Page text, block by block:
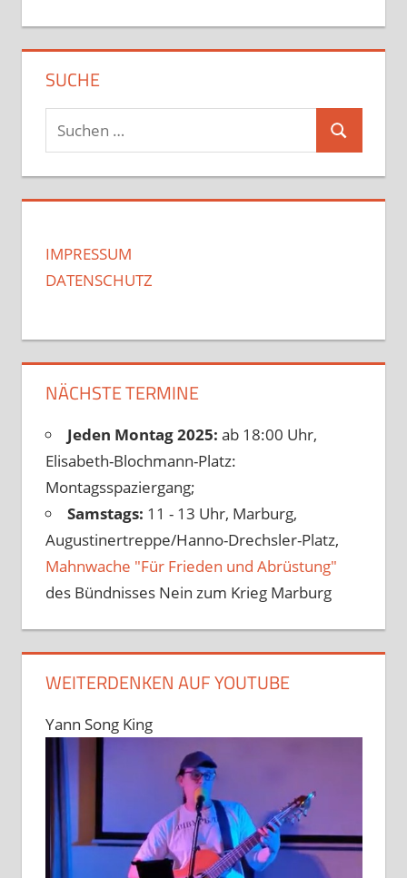
SUCHE
Suchen
nach:
Suchen
IMPRESSUM
DATENSCHUTZ
NÄCHSTE TERMINE
Jeden Montag 2025: ab 18:00 Uhr,
Elisabeth-Blochmann-Platz:
Montagsspaziergang;
Samstags: 11 - 13 Uhr, Marburg,
Augustinertreppe/Hanno-Drechsler-Platz,
Mahnwache "Für Frieden und Abrüstung"
des Bündnisses Nein zum Krieg Marburg
WEITERDENKEN AUF YOUTUBE
Yann Song King